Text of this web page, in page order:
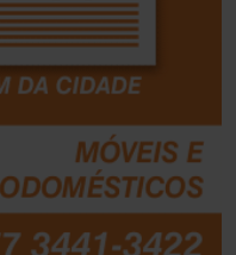
(152)
(7680)
(31962)